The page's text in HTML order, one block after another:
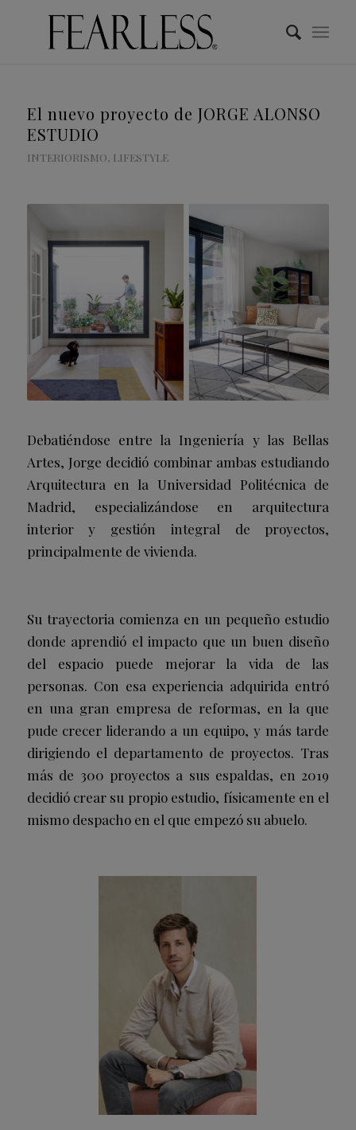
El nuevo proyecto de JORGE ALONSO
ESTUDIO
INTERIORISMO, LIFESTYLE
Debatiéndose entre la Ingeniería y las Bellas
Artes, Jorge decidió combinar ambas estudiando
Arquitectura en la Universidad Politécnica de
Madrid, especializándose en arquitectura
interior y gestión integral de proyectos,
principalmente de vivienda.
Su trayectoria comienza en un pequeño estudio
donde aprendió el impacto que un buen diseño
del espacio puede mejorar la vida de las
personas. Con esa experiencia adquirida entró
en una gran empresa de reformas, en la que
pude crecer liderando a un equipo, y más tarde
dirigiendo el departamento de proyectos. Tras
más de 300 proyectos a sus espaldas, en 2019
decidió crear su propio estudio, físicamente en el
mismo despacho en el que empezó su abuelo.